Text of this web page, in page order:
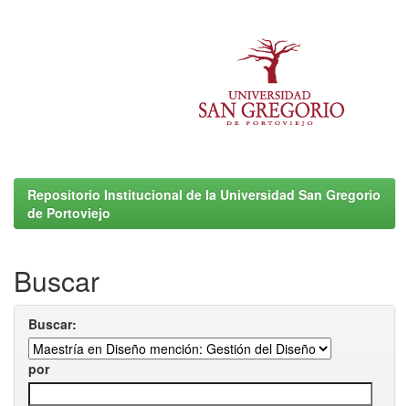
Repositorio Institucional de la Universidad San Gregorio
de Portoviejo
Buscar
Buscar:
por